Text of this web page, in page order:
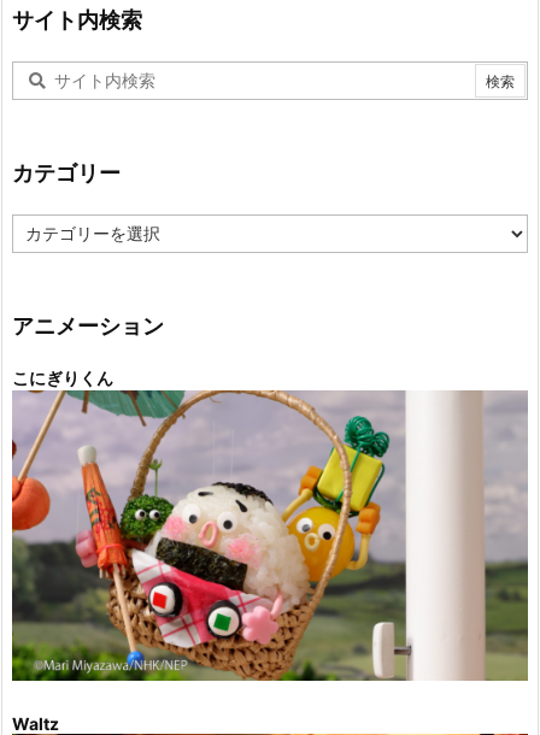
サイト内検索
カテゴリー
テ
ー
アニメーション
こにぎりくん
Waltz